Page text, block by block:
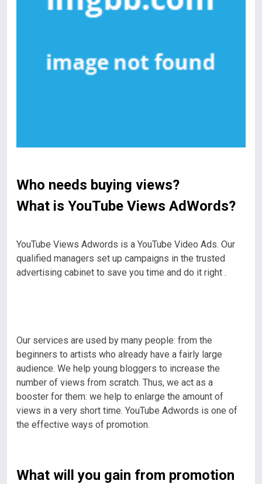
Who needs buying views?
What is YouTube Views AdWords?
YouTube Views Adwords is a YouTube Video Ads. Our
qualified managers set up campaigns in the trusted
advertising cabinet to save you time and do it right .
Our services are used by many people: from the
beginners to artists who already have a fairly large
audience. We help young bloggers to increase the
number of views from scratch. Thus, we act as a
booster for them: we help to enlarge the amount of
views in a very short time. YouTube Adwords is one of
the effective ways of promotion.
What will you gain from promotion